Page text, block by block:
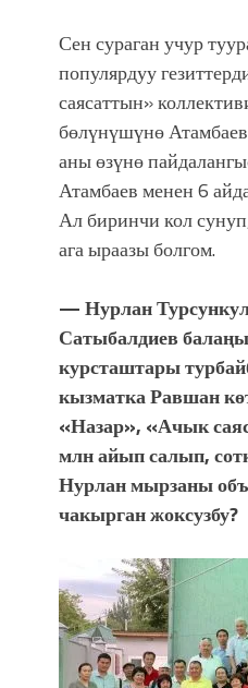
Сен сураган учур
популярдуу
саясаттын»
бөлүнүшүнө
аны өзүнө
Атамбаев менен 6
Ал биринчи кол
ага ыраазы болгом.
— Нурлан
Сатыбалдиев балаң
курсташтары
кызматка Равшан
«Назар», «Ачык
млн айып салып,
Нурлан мырзаны
чакырган жоксузбу?